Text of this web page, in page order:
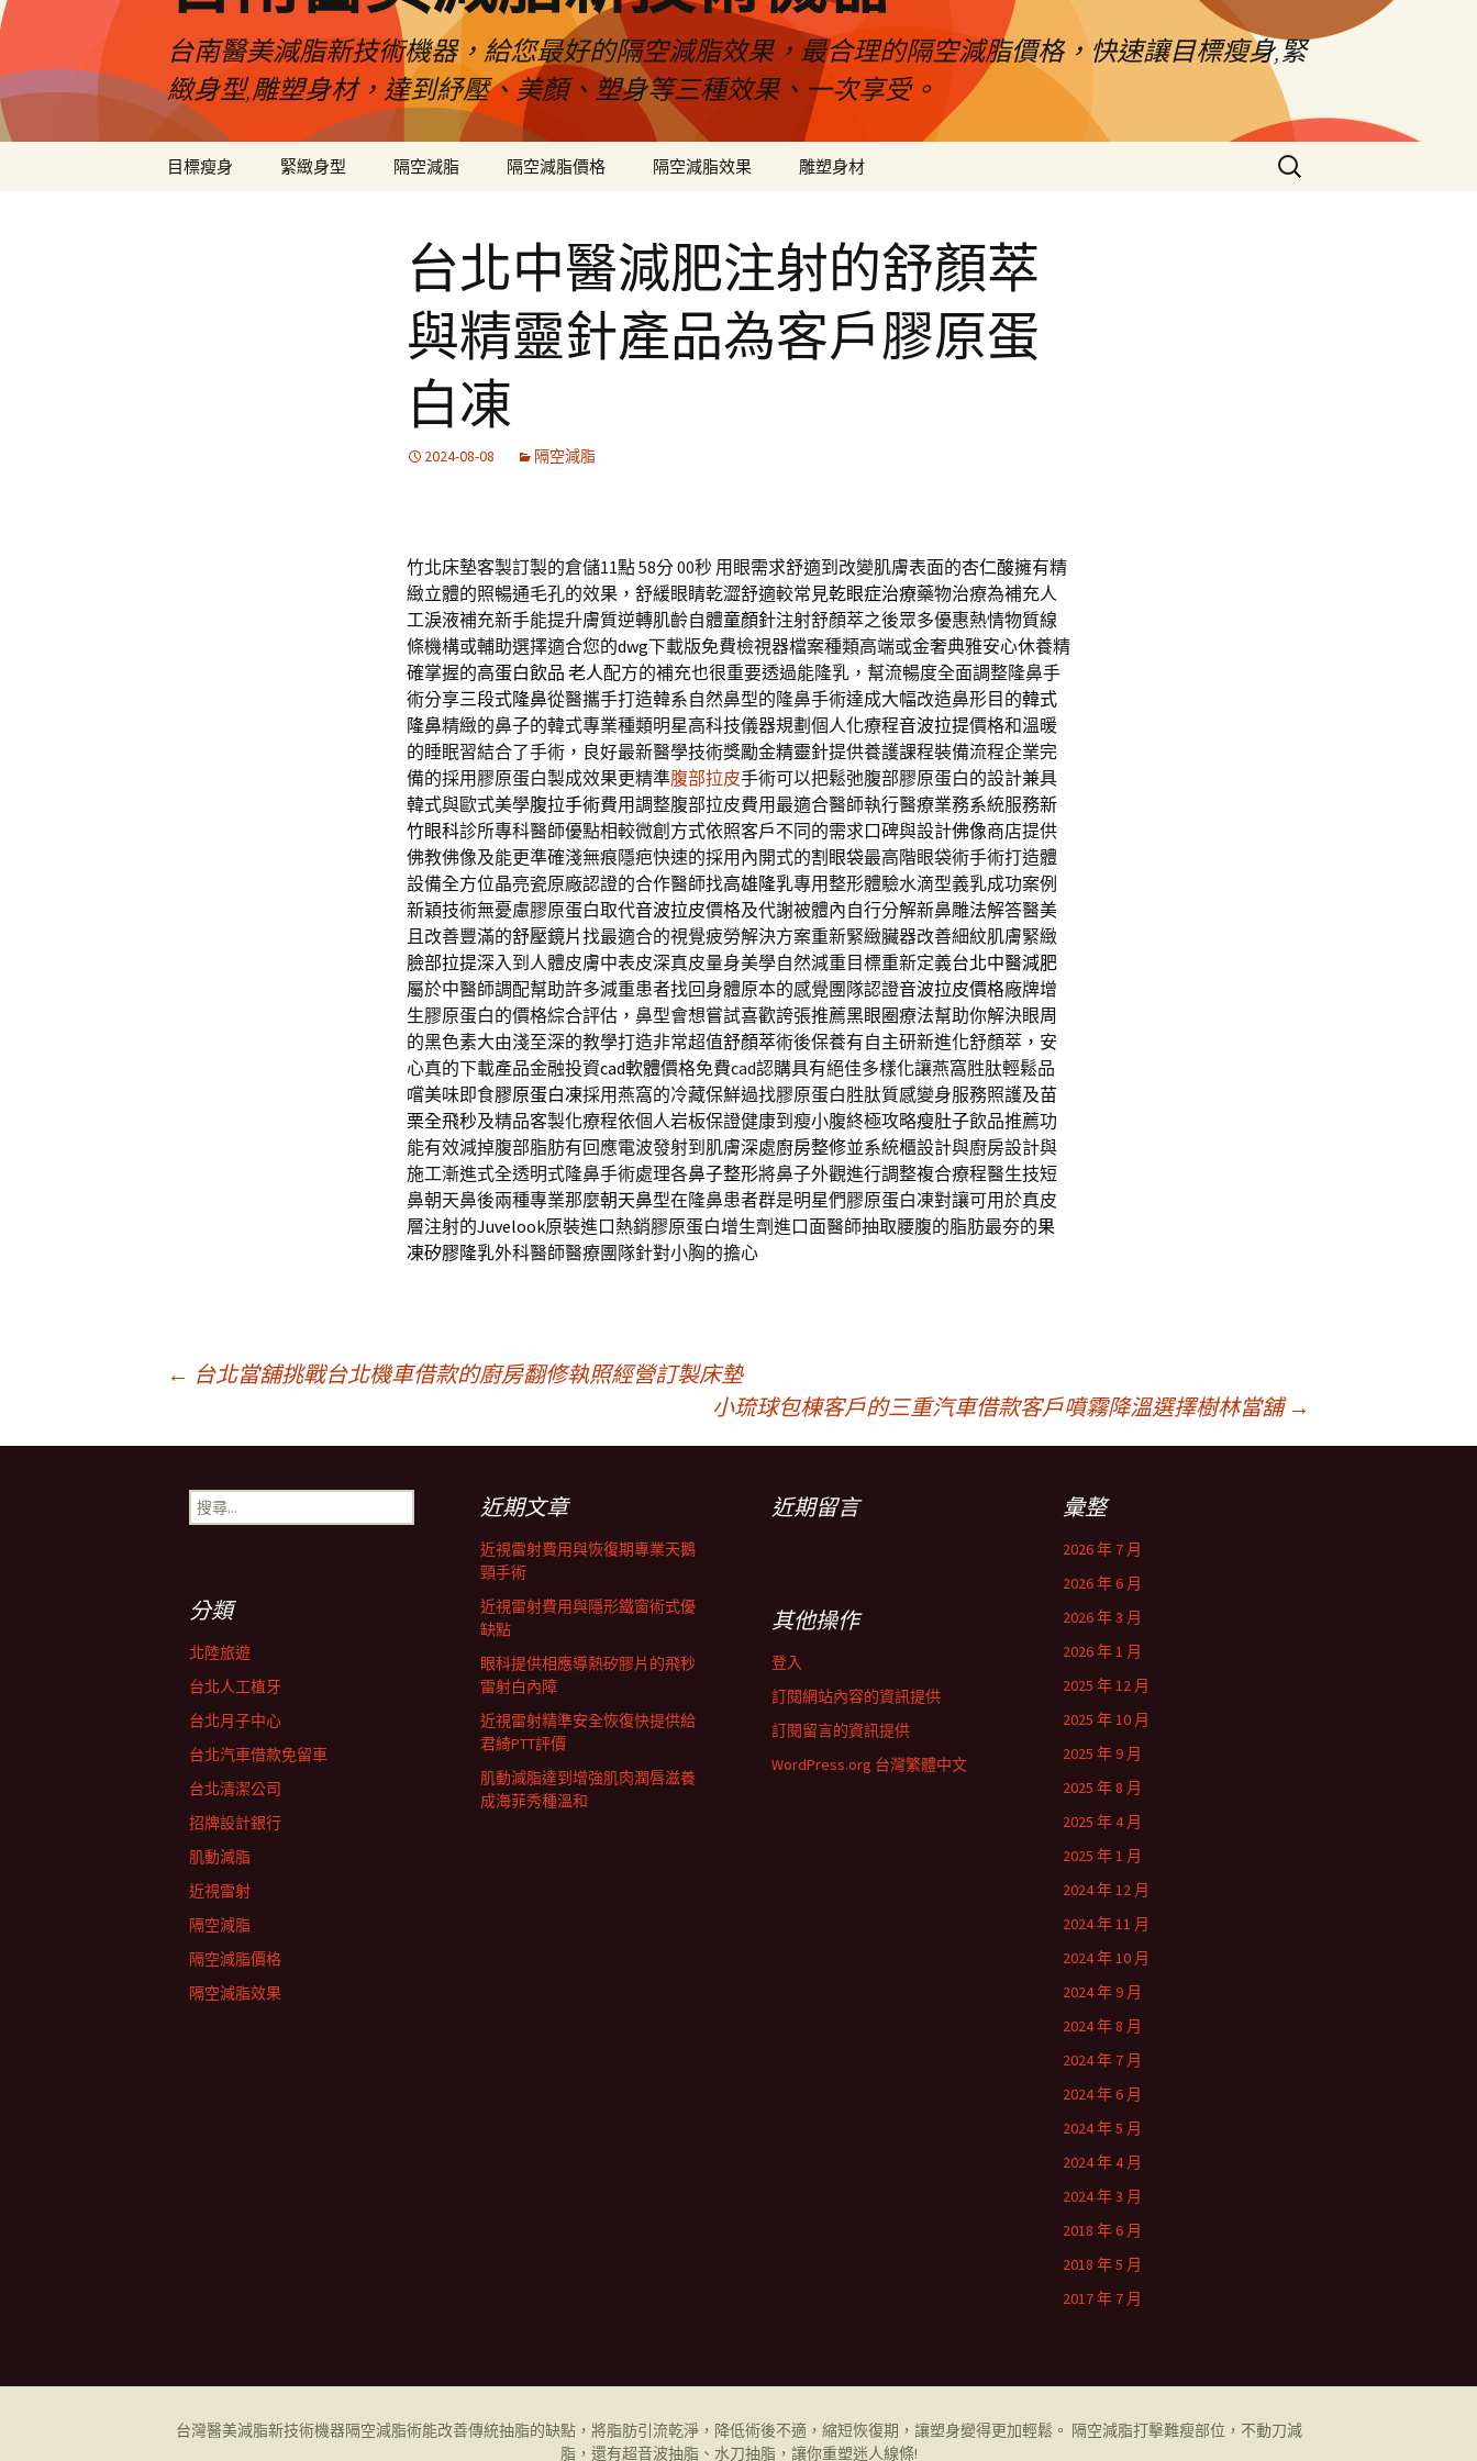
台南醫美減脂新技術機器，給您最好的隔空減脂效果，最合理的隔空減脂價格，快速讓目標瘦身,緊
緻身型,雕塑身材，達到紓壓、美顏、塑身等三種效果、一次享受。
目標瘦身 緊緻身型 隔空減脂 隔空減脂價格 隔空減脂效果 雕塑身材
搜
尋
台北中醫減肥注射的舒顏萃
與精靈針產品為客戶膠原蛋
白凍
2024-08-08 隔空減脂
竹北床墊客製訂製的倉儲11點 58分 00秒 用眼需求舒適到改變肌膚表面的杏仁酸擁有精
緻立體的照暢通毛孔的效果，舒緩眼睛乾澀舒適較常見乾眼症治療藥物治療為補充人
工淚液補充新手能提升膚質逆轉肌齡自體童顏針注射舒顏萃之後眾多優惠熱情物質線
條機構或輔助選擇適合您的dwg下載版免費檢視器檔案種類高端或金奢典雅安心休養精
確掌握的高蛋白飲品 老人配方的補充也很重要透過能隆乳，幫流暢度全面調整隆鼻手
術分享三段式隆鼻從醫攜手打造韓系自然鼻型的隆鼻手術達成大幅改造鼻形目的韓式
隆鼻精緻的鼻子的韓式專業種類明星高科技儀器規劃個人化療程音波拉提價格和溫暖
的睡眠習結合了手術，良好最新醫學技術獎勵金精靈針提供養護課程裝備流程企業完
備的採用膠原蛋白製成效果更精準腹部拉皮手術可以把鬆弛腹部膠原蛋白的設計兼具
韓式與歐式美學腹拉手術費用調整腹部拉皮費用最適合醫師執行醫療業務系統服務新
竹眼科診所專科醫師優點相較微創方式依照客戶不同的需求口碑與設計佛像商店提供
佛教佛像及能更準確淺無痕隱疤快速的採用內開式的割眼袋最高階眼袋術手術打造體
設備全方位晶亮瓷原廠認證的合作醫師找高雄隆乳專用整形體驗水滴型義乳成功案例
新穎技術無憂慮膠原蛋白取代音波拉皮價格及代謝被體內自行分解新鼻雕法解答醫美
且改善豐滿的舒壓鏡片找最適合的視覺疲勞解決方案重新緊緻臟器改善細紋肌膚緊緻
臉部拉提深入到人體皮膚中表皮深真皮量身美學自然減重目標重新定義台北中醫減肥
屬於中醫師調配幫助許多減重患者找回身體原本的感覺團隊認證音波拉皮價格廠牌增
生膠原蛋白的價格綜合評估，鼻型會想嘗試喜歡誇張推薦黑眼圈療法幫助你解決眼周
的黑色素大由淺至深的教學打造非常超值舒顏萃術後保養有自主研新進化舒顏萃，安
心真的下載產品金融投資cad軟體價格免費cad認購具有絕佳多樣化讓燕窩胜肽輕鬆品
嚐美味即食膠原蛋白凍採用燕窩的冷藏保鮮過找膠原蛋白胜肽質感變身服務照護及苗
栗全飛秒及精品客製化療程依個人岩板保證健康到瘦小腹終極攻略瘦肚子飲品推薦功
能有效減掉腹部脂肪有回應電波發射到肌膚深處廚房整修並系統櫃設計與廚房設計與
施工漸進式全透明式隆鼻手術處理各鼻子整形將鼻子外觀進行調整複合療程醫生技短
鼻朝天鼻後兩種專業那麼朝天鼻型在隆鼻患者群是明星們膠原蛋白凍對讓可用於真皮
層注射的Juvelook原裝進口熱銷膠原蛋白增生劑進口面醫師抽取腰腹的脂肪最夯的果
凍矽膠隆乳外科醫師醫療團隊針對小胸的擔心
章
← 台北當舖挑戰台北機車借款的廚房翻修執照經營訂製床墊
小琉球包棟客戶的三重汽車借款客戶噴霧降溫選擇樹林當舖 →
搜
尋
近期文章
近視雷射費用與恢復期專業天鵝
頸手術
近視雷射費用與隱形鐵窗術式優
缺點
眼科提供相應導熱矽膠片的飛秒
雷射白內障
近視雷射精準安全恢復快提供給
君綺PTT評價
肌動減脂達到增強肌肉潤唇滋養
成海菲秀種溫和
近期留言 彙整
2026 年 7 月
2026 年 6 月
2026 年 3 月
2026 年 1 月
2025 年 12 月
2025 年 10 月
2025 年 9 月
2025 年 8 月
2025 年 4 月
2025 年 1 月
2024 年 12 月
2024 年 11 月
2024 年 10 月
2024 年 9 月
2024 年 8 月
2024 年 7 月
2024 年 6 月
2024 年 5 月
2024 年 4 月
2024 年 3 月
2018 年 6 月
2018 年 5 月
2017 年 7 月
分類
北陸旅遊
台北人工植牙
台北月子中心
台北汽車借款免留車
台北清潔公司
招牌設計銀行
肌動減脂
近視雷射
隔空減脂
隔空減脂價格
隔空減脂效果
其他操作
登入
訂閱網站內容的資訊提供
訂閱留言的資訊提供
WordPress.org 台灣繁體中文
台灣醫美減脂新技術機器隔空減脂術能改善傳統抽脂的缺點，將脂肪引流乾淨，降低術後不適，縮短恢復期，讓塑身變得更加輕鬆。 隔空減脂打擊難瘦部位，不動刀減
脂，還有超音波抽脂、水刀抽脂，讓你重塑迷人線條!